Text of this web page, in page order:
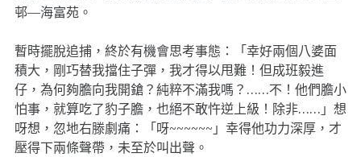
邨—海富苑。
暫時擺脫追捕，終於有機會思考事態：「幸好兩個八婆面
積大，剛巧替我擋住子彈，我才得以甩難！但成班毅進
仔，為何夠膽向我開鎗？純粹不滿我嗎？……不！他們膽小
怕事，就算吃了豹子膽，也絕不敢忤逆上級！除非……」想
呀想，忽地右滕劇痛：「呀~~~~~~」幸得他功力深厚，才
壓得下兩條聲帶，未至於叫出聲。